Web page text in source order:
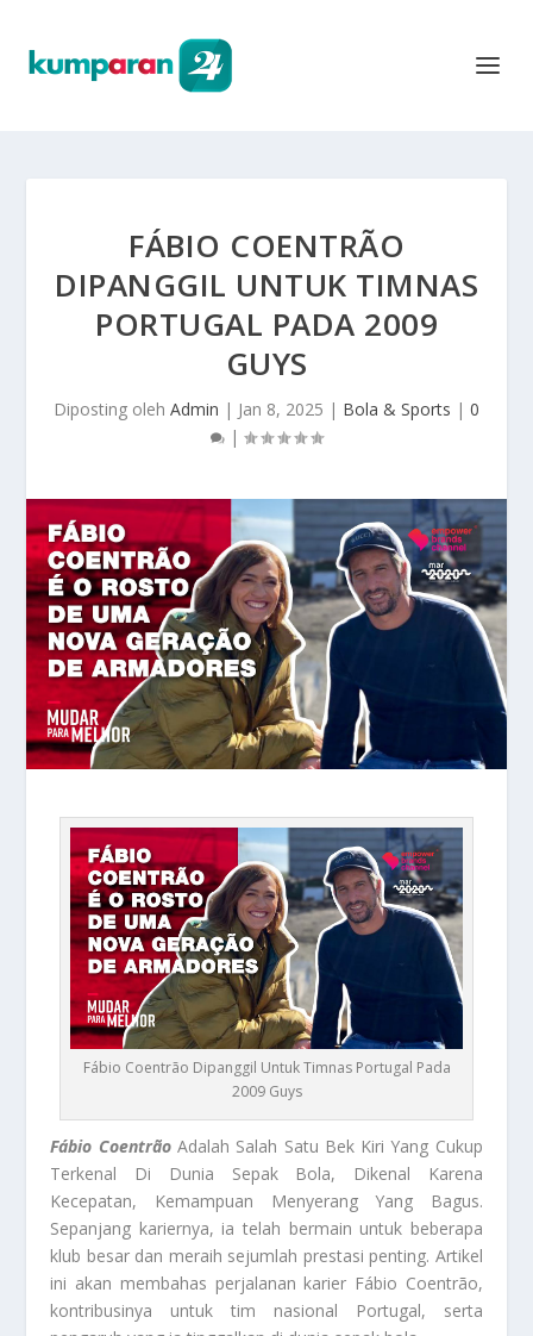
FÁBIO COENTRÃO
DIPANGGIL UNTUK TIMNAS
PORTUGAL PADA 2009
GUYS
Diposting oleh Admin | Jan 8, 2025 | Bola & Sports | 0
|
Fábio Coentrão Dipanggil Untuk Timnas Portugal Pada
2009 Guys
Fábio CoentrãoAdalah Salah Satu Bek Kiri Yang Cukup
Terkenal Di Dunia Sepak Bola, Dikenal Karena
Kecepatan, Kemampuan Menyerang Yang Bagus.
Sepanjang kariernya, ia telah bermain untuk beberapa
klub besar dan meraih sejumlah prestasi penting. Artikel
ini akan membahas perjalanan karier Fábio Coentrão,
kontribusinya untuk tim nasional Portugal, serta